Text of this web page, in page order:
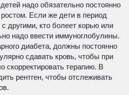
надо обязательно постоянно
Если же дети в период
другими, кто болеет корью или
надо ввести иммуноглобулины.
диабета, должны постоянно
сдавать кровь, чтобы при
скорректировать терапию. В
рентген, чтобы отслеживать